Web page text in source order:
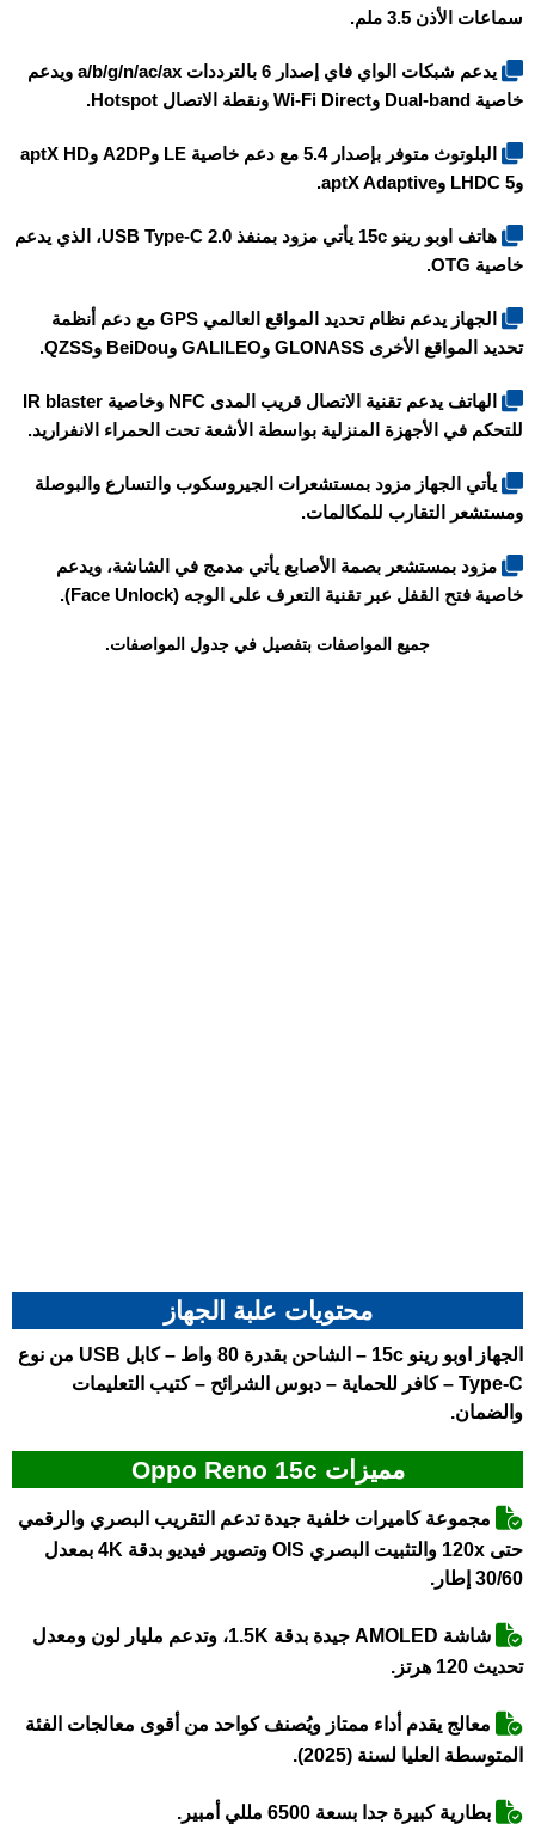
سماعات الأذن 3.5 ملم.
يدعم شبكات الواي فاي إصدار 6 بالترددات a/b/g/n/ac/ax ويدعم
خاصية Dual-band وWi-Fi Direct ونقطة الاتصال Hotspot.
البلوتوث متوفر بإصدار 5.4 مع دعم خاصية LE وA2DP وaptX HD
وLHDC 5 وaptX Adaptive.
هاتف اوبو رينو 15c
يأتي مزود بمنفذ USB Type-C 2.0، الذي يدعم
خاصية OTG.
الجهاز يدعم نظام تحديد المواقع العالمي GPS مع دعم أنظمة
تحديد المواقع الأخرى GLONASS وGALILEO وBeiDou وQZSS.
الهاتف يدعم تقنية الاتصال قريب المدى NFC وخاصية IR blaster
للتحكم في الأجهزة المنزلية بواسطة الأشعة تحت الحمراء الانفراريد.
يأتي الجهاز مزود بمستشعرات الجيروسكوب والتسارع والبوصلة
ومستشعر التقارب للمكالمات.
مزود بمستشعر بصمة الأصابع يأتي مدمج في الشاشة، ويدعم
خاصية فتح القفل عبر تقنية التعرف على الوجه (Face Unlock).
جميع المواصفات بتفصيل في جدول المواصفات.
محتويات علبة الجهاز
الجهاز اوبو رينو 15c
– الشاحن بقدرة 80 واط – كابل USB من نوع
Type-C – كافر للحماية – دبوس الشرائح – كتيب التعليمات
والضمان.
مميزات Oppo Reno 15c
مجموعة كاميرات خلفية جيدة تدعم التقريب البصري والرقمي
حتى 120x والتثبيت البصري OIS وتصوير فيديو بدقة 4K بمعدل
30/60 إطار.
شاشة AMOLED جيدة بدقة 1.5K، وتدعم مليار لون ومعدل
تحديث 120 هرتز.
معالج يقدم أداء ممتاز ويُصنف كواحد من أقوى معالجات الفئة
المتوسطة العليا لسنة (2025).
بطارية كبيرة جدا بسعة 6500 مللي أمبير.